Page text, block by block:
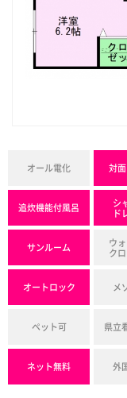
オール電化 対
追炊機能付風呂
シ
ド
サンルーム
ウ
ク
オートロック メ
ペット可 県立
ネット無料 外